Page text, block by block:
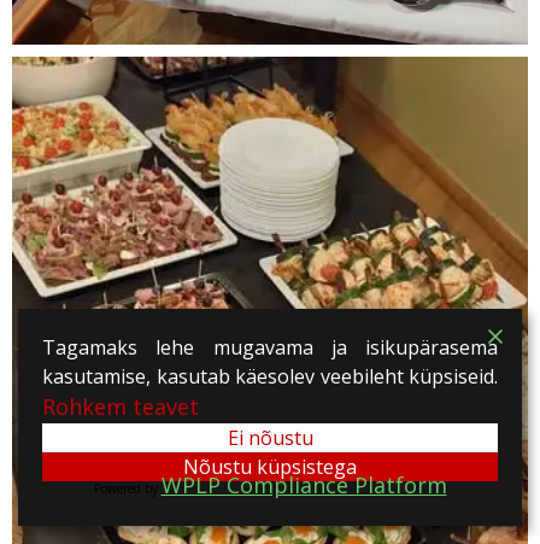
Tagamaks lehe mugavama ja isikupärasema
kasutamise, kasutab käesolev veebileht küpsiseid.
Rohkem teavet
Ei nõustu
Nõustu küpsistega
WPLP Compliance Platform